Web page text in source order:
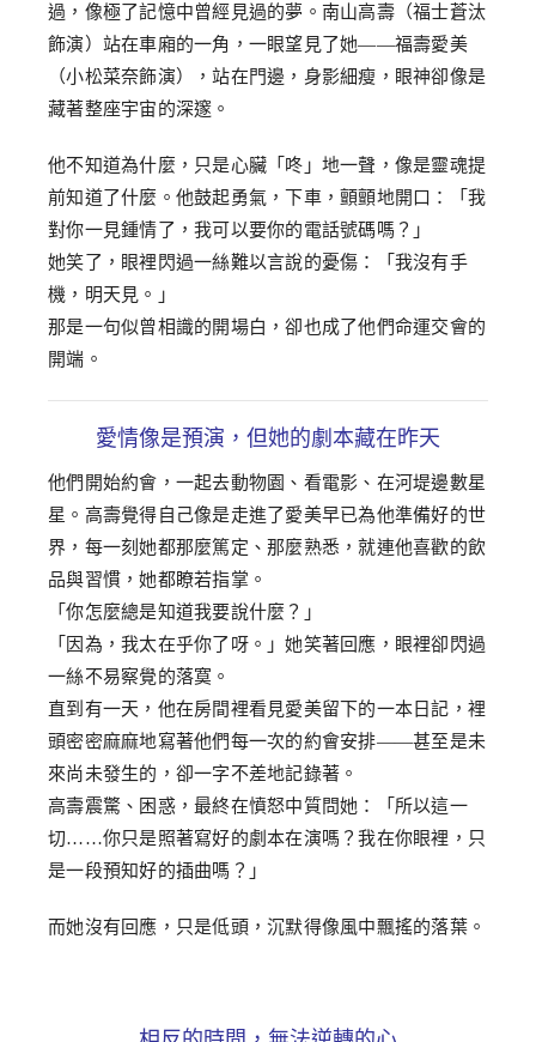
過，像極了記憶中曾經見過的夢。南山高壽（福士蒼汰
飾演）站在車廂的一角，一眼望見了她——福壽愛美
（小松菜奈飾演），站在門邊，身影細瘦，眼神卻像是
藏著整座宇宙的深邃。
他不知道為什麼，只是心臟「咚」地一聲，像是靈魂提
前知道了什麼。他鼓起勇氣，下車，顫顫地開口：「我
對你一見鍾情了，我可以要你的電話號碼嗎？」
她笑了，眼裡閃過一絲難以言說的憂傷：「我沒有手
機，明天見。」
那是一句似曾相識的開場白，卻也成了他們命運交會的
開端。
愛情像是預演，但她的劇本藏在昨天
他們開始約會，一起去動物園、看電影、在河堤邊數星
星。高壽覺得自己像是走進了愛美早已為他準備好的世
界，每一刻她都那麼篤定、那麼熟悉，就連他喜歡的飲
品與習慣，她都瞭若指掌。
「你怎麼總是知道我要說什麼？」
「因為，我太在乎你了呀。」她笑著回應，眼裡卻閃過
一絲不易察覺的落寞。
直到有一天，他在房間裡看見愛美留下的一本日記，裡
頭密密麻麻地寫著他們每一次的約會安排——甚至是未
來尚未發生的，卻一字不差地記錄著。
高壽震驚、困惑，最終在憤怒中質問她：「所以這一
切……你只是照著寫好的劇本在演嗎？我在你眼裡，只
是一段預知好的插曲嗎？」
而她沒有回應，只是低頭，沉默得像風中飄搖的落葉。